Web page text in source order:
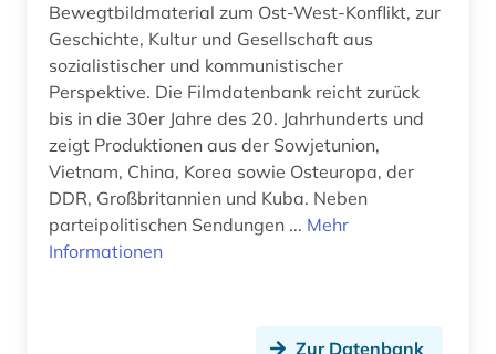
arthur (1)
aruba (1)
asch (1)
aschach (1)
asien (4)
Kroatien (3)
Lettland (2)
Litauen (3)
Mecklenburg-Vorpommern (3)
Mittelamerika (4)
Bewegtbildmaterial zum Ost-West-Konflikt, zur
Geschichte, Kultur und Gesellschaft aus
sozialistischer und kommunistischer
Perspektive. Die Filmdatenbank reicht zurück
bis in die 30er Jahre des 20. Jahrhunderts und
zeigt Produktionen aus der Sowjetunion,
Vietnam, China, Korea sowie Osteuropa, der
DDR, Großbritannien und Kuba. Neben
parteipolitischen Sendungen ... Mehr
Informationen
Zur Datenbank